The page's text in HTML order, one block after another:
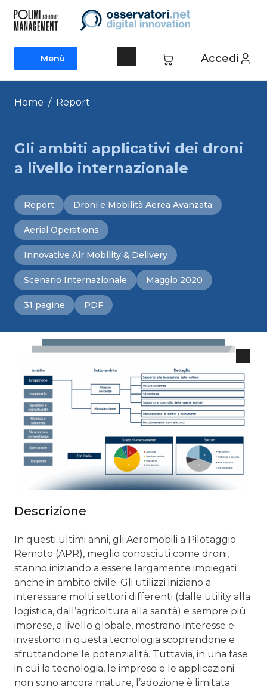
contenuto
Accedi
Menù
Menù
Home / Report
Gli ambiti applicativi dei droni
a livello internazionale
Report Droni e Mobilità Aerea Avanzata
Aerial Operations
Innovative Air Mobility & Delivery
Scenario Internazionale Maggio 2020
31 pagine PDF
Descrizione
In questi ultimi anni, gli Aeromobili a Pilotaggio
Remoto (APR), meglio conosciuti come droni,
stanno iniziando a essere largamente impiegati
anche in ambito civile. Gli utilizzi iniziano a
interessare molti settori differenti (dalle utility alla
logistica, dall’agricoltura alla sanità) e sempre più
imprese, a livello globale, mostrano interesse e
investono in questa tecnologia scoprendone e
sfruttandone le potenzialità. Tuttavia, in una fase
in cui la tecnologia, le imprese e le applicazioni
non sono ancora mature, l’adozione è limitata